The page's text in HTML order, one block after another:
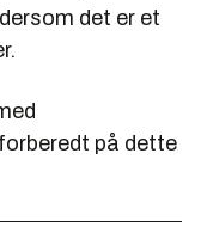
det er et
på dette